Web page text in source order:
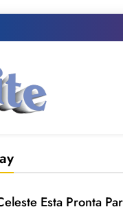
Esta Pronta